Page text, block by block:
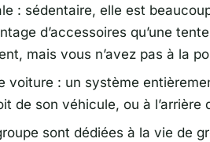
: sédentaire, elle est
d’accessoires qu’une
mais vous n’avez pas à la
voiture : un système
de son véhicule, ou à l’arrière
sont dédiées à la vie de